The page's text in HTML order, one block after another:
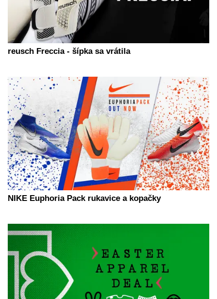
reusch Freccia - šípka sa vrátila
NIKE Euphoria Pack rukavice a kopačky